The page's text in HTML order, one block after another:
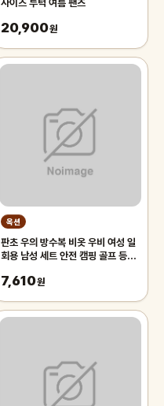
사이즈 투턱 여름 팬츠
20,900원
옥션
판초 우의 방수복 비옷 우비 여성 일
회용 남성 세트 안전 캠핑 골프 등산
7,610원